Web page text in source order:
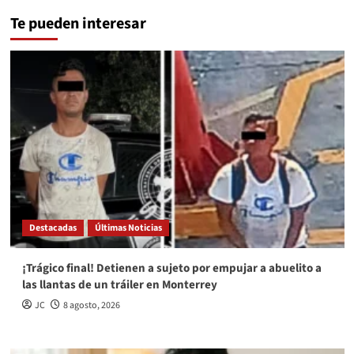
Te pueden interesar
Destacadas Últimas Noticias
¡Trágico final! Detienen a sujeto por empujar a abuelito a
las llantas de un tráiler en Monterrey
JC 8 agosto, 2026